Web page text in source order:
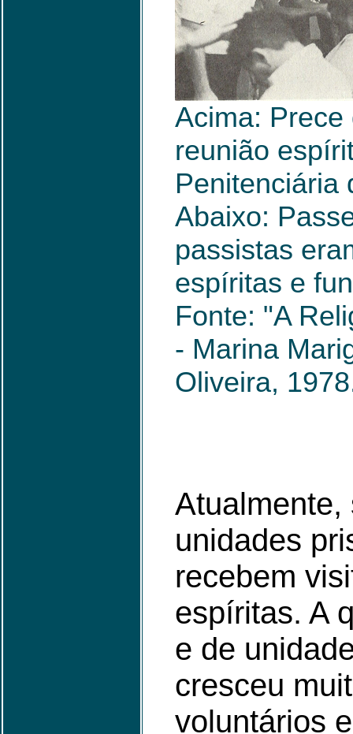
Acima:
reunião
Penitenciária
Abaixo:
passistas
espíritas e
Fonte: "A
- Marina
Oliveira,
Atualmente,
unidades
recebem
espíritas. A
e de
cresceu
voluntários